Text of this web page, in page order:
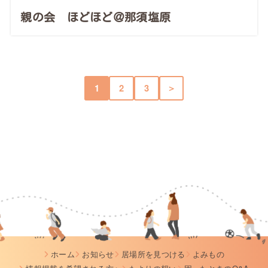
親の会 ほどほど＠那須塩原
1 2 3 ＞
ホーム お知らせ 居場所を見つける
よみもの